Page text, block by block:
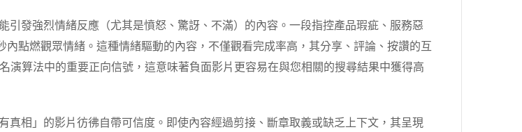
引發強烈情緒反應（尤其是憤怒、驚訝、不滿）的內容。一段指控產品瑕疵、服務惡
點燃觀眾情緒。這種情緒驅動的內容，不僅觀看完成率高，其分享、評論、按讚的互
算法中的重要正向信號，這意味著負面影片更容易在與您相關的搜尋結果中獲得高
真相」的影片彷彿自帶可信度。即使內容經過剪接、斷章取義或缺乏上下文，其呈現